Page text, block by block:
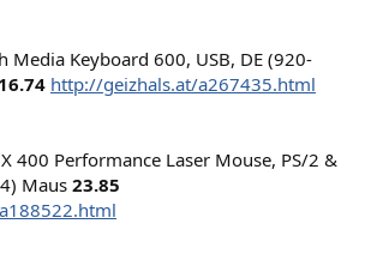
Media Keyboard 600, USB, DE (920-
16.74 http://geizhals.at/a267435.html
400 Performance Laser Mouse, PS/2 &
Maus 23.85